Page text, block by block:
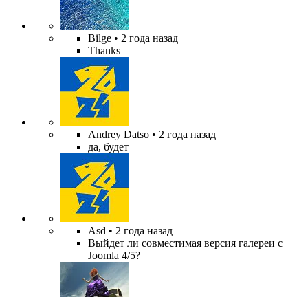
Bilge • 2 года назад
Thanks
Andrey Datso • 2 года назад
да, будет
Asd • 2 года назад
Выйдет ли совместимая версия галереи с
Joomla 4/5?